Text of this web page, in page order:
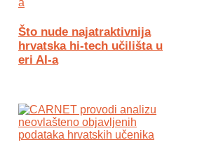
Što nude najatraktivnija
hrvatska hi-tech učilišta u
eri AI-a